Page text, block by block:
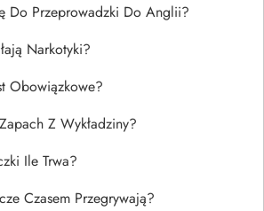
Do Przeprowadzki Do Anglii?
Narkotyki?
Obowiązkowe?
Z Wykładziny?
Ile Trwa?
Czasem Przegrywają?